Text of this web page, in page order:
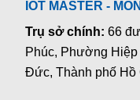
IOT MASTER -
Trụ sở chính:66
Phúc, Phường
Đức, Thành phố Hồ